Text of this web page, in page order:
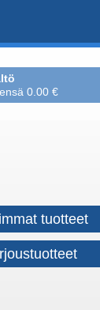
0.00 €
tuotteet